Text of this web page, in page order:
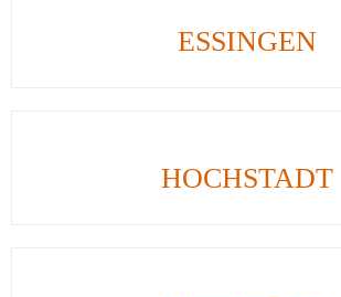
ESSINGEN
HOCHSTADT